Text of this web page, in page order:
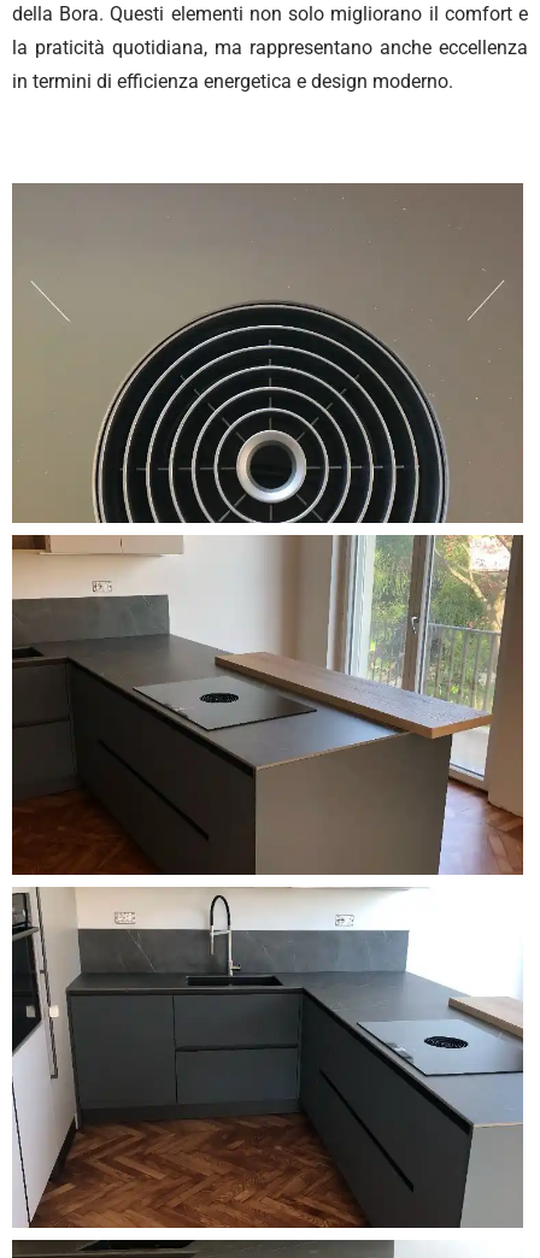
della Bora. Questi elementi non solo migliorano il comfort e
la praticità quotidiana, ma rappresentano anche eccellenza
in termini di efficienza energetica e design moderno.